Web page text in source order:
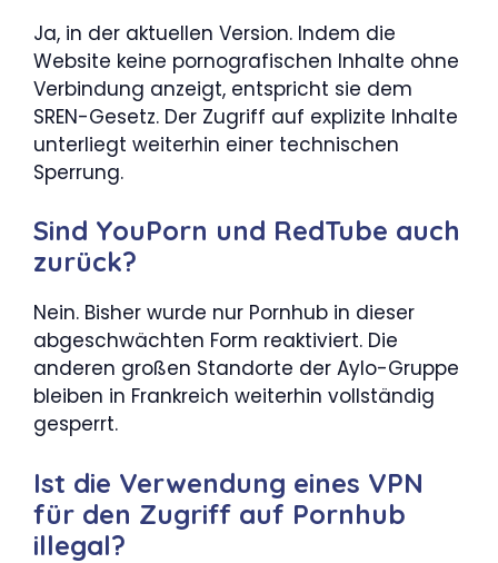
Ja, in der aktuellen Version. Indem die
Website keine pornografischen Inhalte ohne
Verbindung anzeigt, entspricht sie dem
SREN-Gesetz. Der Zugriff auf explizite Inhalte
unterliegt weiterhin einer technischen
Sperrung.
Sind YouPorn und RedTube auch
zurück?
Nein. Bisher wurde nur Pornhub in dieser
abgeschwächten Form reaktiviert. Die
anderen großen Standorte der Aylo-Gruppe
bleiben in Frankreich weiterhin vollständig
gesperrt.
Ist die Verwendung eines VPN
für den Zugriff auf Pornhub
illegal?